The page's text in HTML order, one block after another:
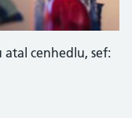
cenhedlu, sef: